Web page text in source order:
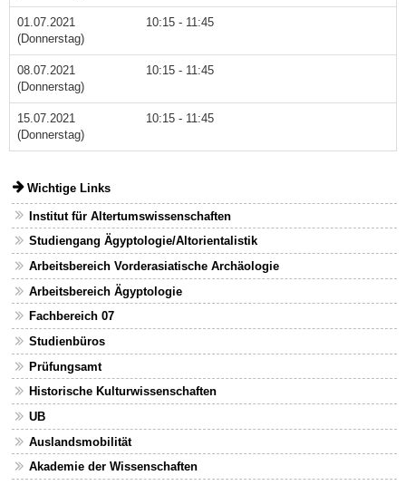
01.07.2021
(Donnerstag)
10:15 - 11:45
08.07.2021
(Donnerstag)
10:15 - 11:45
15.07.2021
(Donnerstag)
10:15 - 11:45
Wichtige Links
Institut für Altertumswissenschaften
Studiengang Ägyptologie/Altorientalistik
Arbeitsbereich Vorderasiatische Archäologie
Arbeitsbereich Ägyptologie
Fachbereich 07
Studienbüros
Prüfungsamt
Historische Kulturwissenschaften
UB
Auslandsmobilität
Akademie der Wissenschaften